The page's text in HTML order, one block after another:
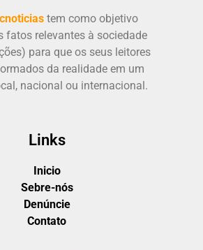
tem como objetivo
fatos relevantes à sociedade
para que os seus leitores
da realidade em um
nacional ou internacional.
Links
Inicio
Sebre-nós
Denúncie
Contato